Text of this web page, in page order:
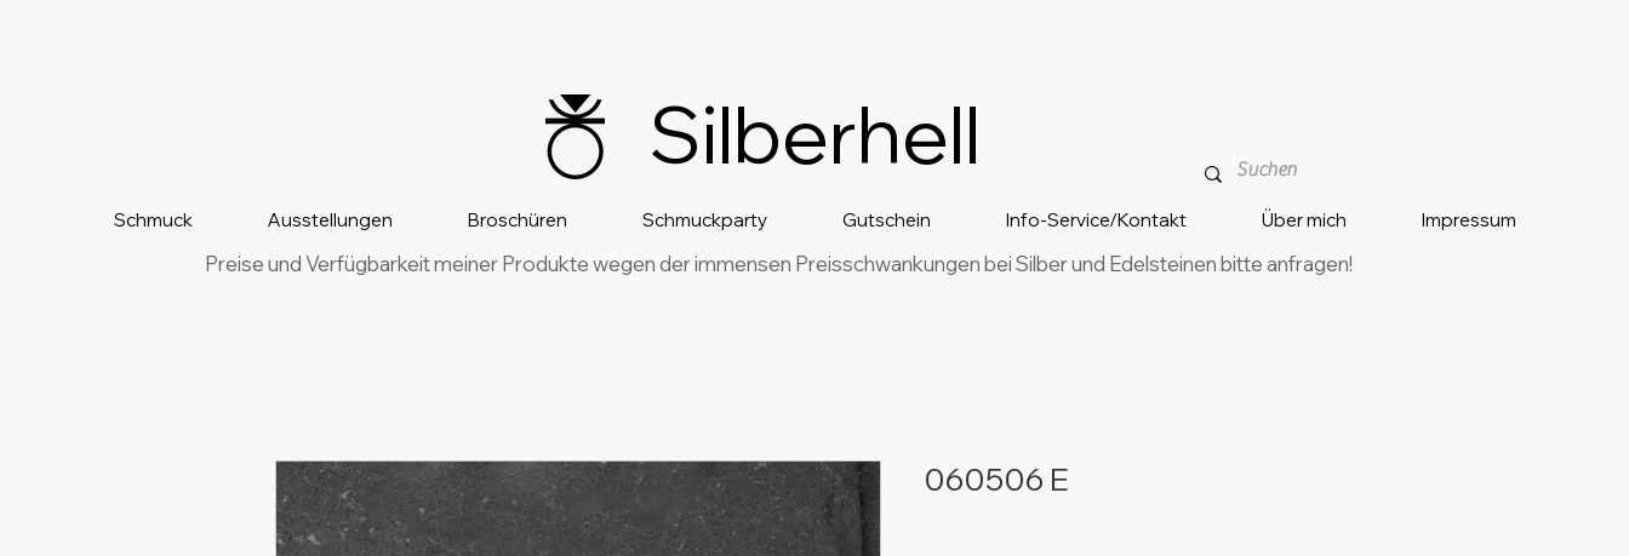
Schmuck Ausstellungen Broschüren Schmuckparty Gutschein Info-Service/Kontakt Über mich Impressum
Preise und Verfügbarkeit meiner Produkte wegen der immensen Preisschwankungen bei Silber und Edelsteinen bitte anfragen!
Silberhell
060506 E